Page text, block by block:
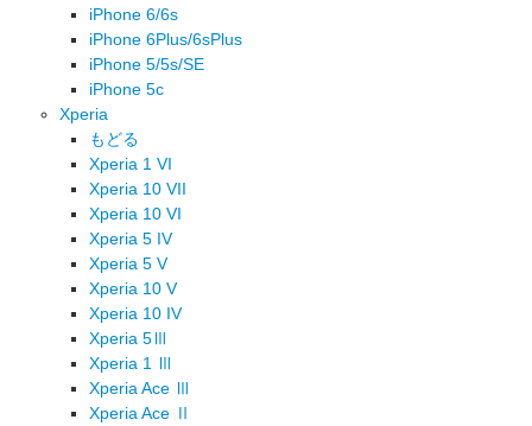
iPhone 6/6s
iPhone 6Plus/6sPlus
iPhone 5/5s/SE
iPhone 5c
Xperia
もどる
Xperia 1 VI
Xperia 10 VII
Xperia 10 VI
Xperia 5 IV
Xperia 5 V
Xperia 10 V
Xperia 10 IV
Xperia 5Ⅲ
Xperia 1 Ⅲ
Xperia Ace Ⅲ
Xperia Ace Ⅱ